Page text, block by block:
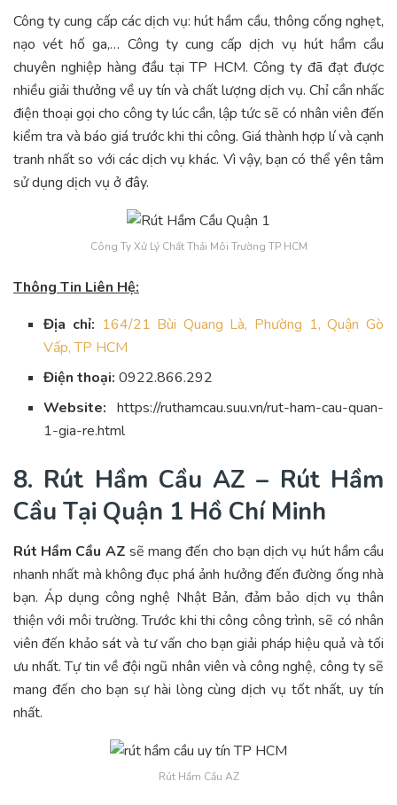
Công ty cung cấp các dịch vụ: hút hầm cầu, thông cống nghẹt,
nạo vét hố ga,… Công ty cung cấp dịch vụ hút hầm cầu
chuyên nghiệp hàng đầu tại TP HCM. Công ty đã đạt được
nhiều giải thưởng về uy tín và chất lượng dịch vụ. Chỉ cần nhấc
điện thoại gọi cho công ty lúc cần, lập tức sẽ có nhân viên đến
kiểm tra và báo giá trước khi thi công. Giá thành hợp lí và cạnh
tranh nhất so với các dịch vụ khác. Vì vậy, bạn có thể yên tâm
sử dụng dịch vụ ở đây.
Công Ty Xử Lý Chất Thải Môi Trường TP HCM
Thông Tin Liên Hệ:
Địa chỉ: 164/21 Bùi Quang Là, Phường 1, Quận Gò
Vấp, TP HCM
Điện thoại: 0922.866.292
Website: https://ruthamcau.suu.vn/rut-ham-cau-quan-
1-gia-re.html
8. Rút Hầm Cầu AZ – Rút Hầm
Cầu Tại Quận 1 Hồ Chí Minh
Rút Hầm Cầu AZ sẽ mang đến cho bạn dịch vụ hút hầm cầu
nhanh nhất mà không đục phá ảnh hưởng đến đường ống nhà
bạn. Áp dụng công nghệ Nhật Bản, đảm bảo dịch vụ thân
thiện với môi trường. Trước khi thi công công trình, sẽ có nhân
viên đến khảo sát và tư vấn cho bạn giải pháp hiệu quả và tối
ưu nhất. Tự tin về đội ngũ nhân viên và công nghệ, công ty sẽ
mang đến cho bạn sự hài lòng cùng dịch vụ tốt nhất, uy tín
nhất.
Rút Hầm Cầu AZ